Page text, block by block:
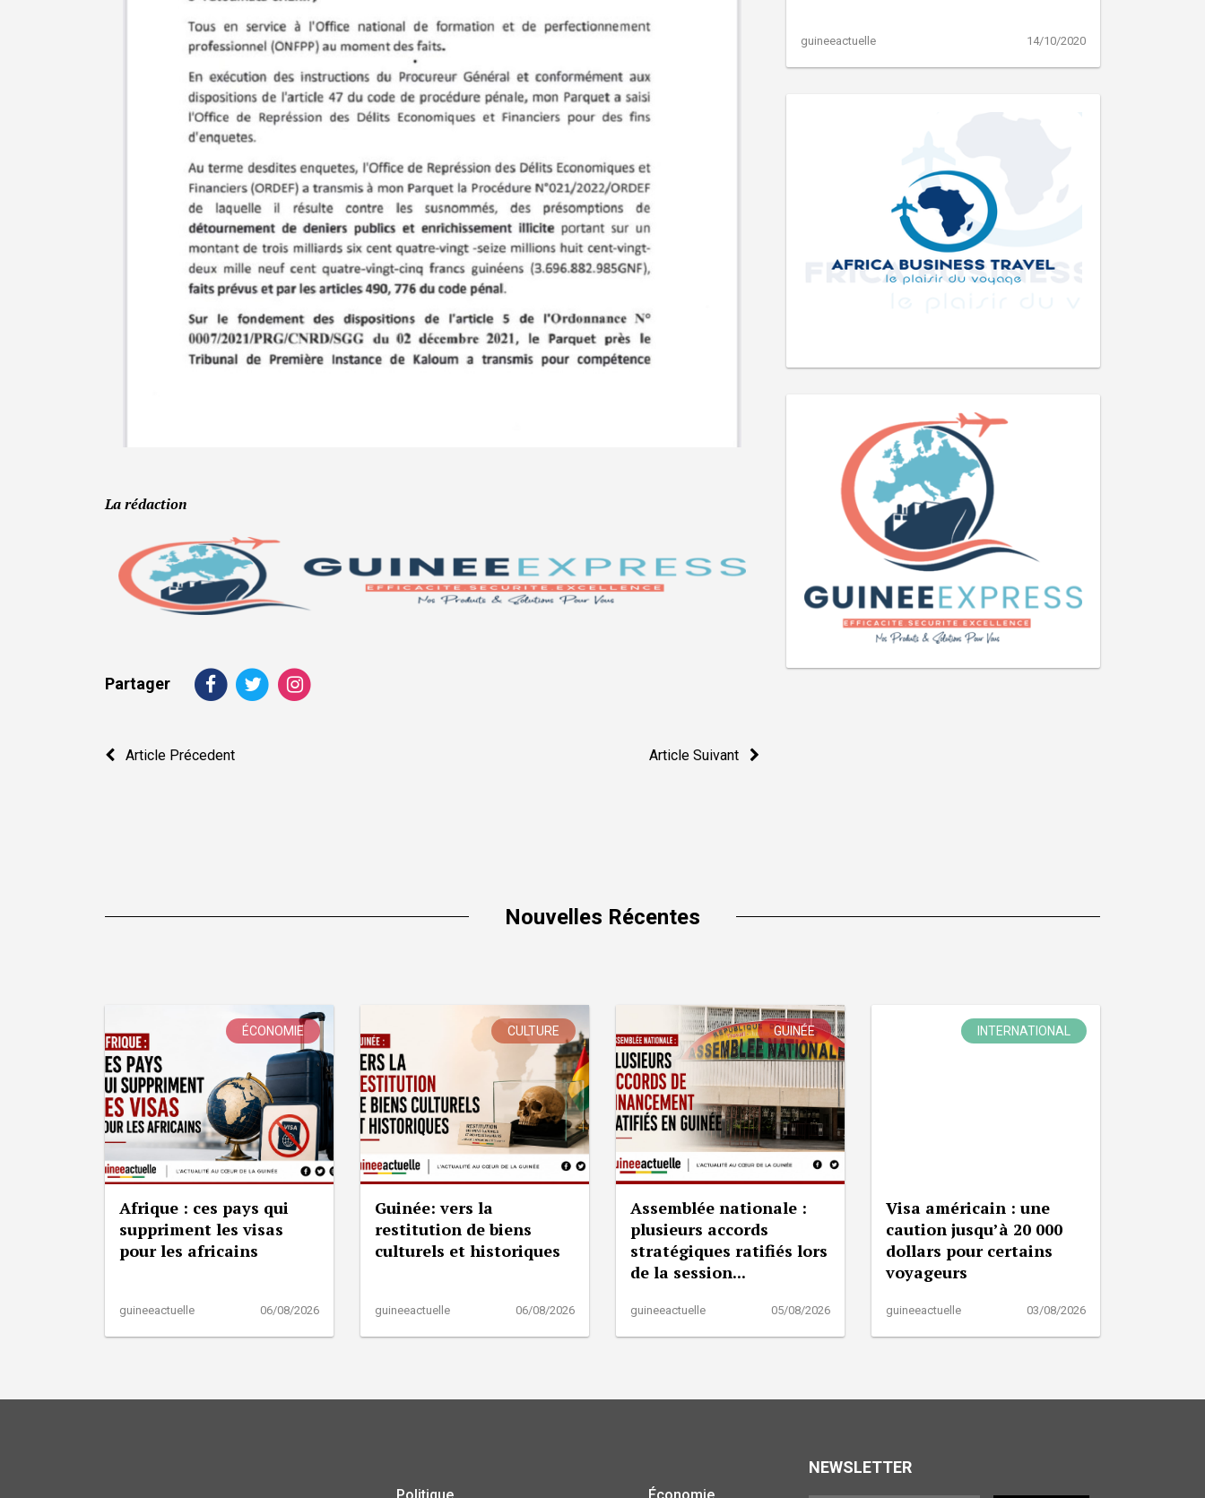
La rédaction
Partager
Navigation
Article Précedent Article Suivant
guineeactuelle 14/10/2020
Nouvelles Récentes
ÉCONOMIE
Afrique : ces pays qui
suppriment les visas
pour les africains
guineeactuelle 06/08/2026
CULTURE
Guinée: vers la
restitution de biens
culturels et historiques
guineeactuelle 06/08/2026
GUINÉE
Assemblée nationale :
plusieurs accords
stratégiques ratifiés lors
de la session...
guineeactuelle 05/08/2026
INTERNATIONAL
Visa américain : une
caution jusqu’à 20 000
dollars pour certains
voyageurs
guineeactuelle 03/08/2026
Politique Économie
NEWSLETTER